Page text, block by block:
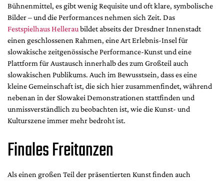
Bühnenmittel, es gibt wenig Requisite und oft klare, symbolische
Bilder – und die Performances nehmen sich Zeit. Das
Festspielhaus Hellerau bildet abseits der Dresdner Innenstadt
einen geschlossenen Rahmen, eine Art Erlebnis-Insel für
slowakische zeitgenössische Performance-Kunst und eine
Plattform für Austausch innerhalb des zum Großteil auch
slowakischen Publikums. Auch im Bewusstsein, dass es eine
kleine Gemeinschaft ist, die sich hier zusammenfindet, während
nebenan in der Slowakei Demonstrationen stattfinden und
unmissverständlich zu beobachten ist, wie die Kunst- und
Kulturszene immer mehr bedroht ist.
Finales Freitanzen
Als einen großen Teil der präsentierten Kunst finden auch